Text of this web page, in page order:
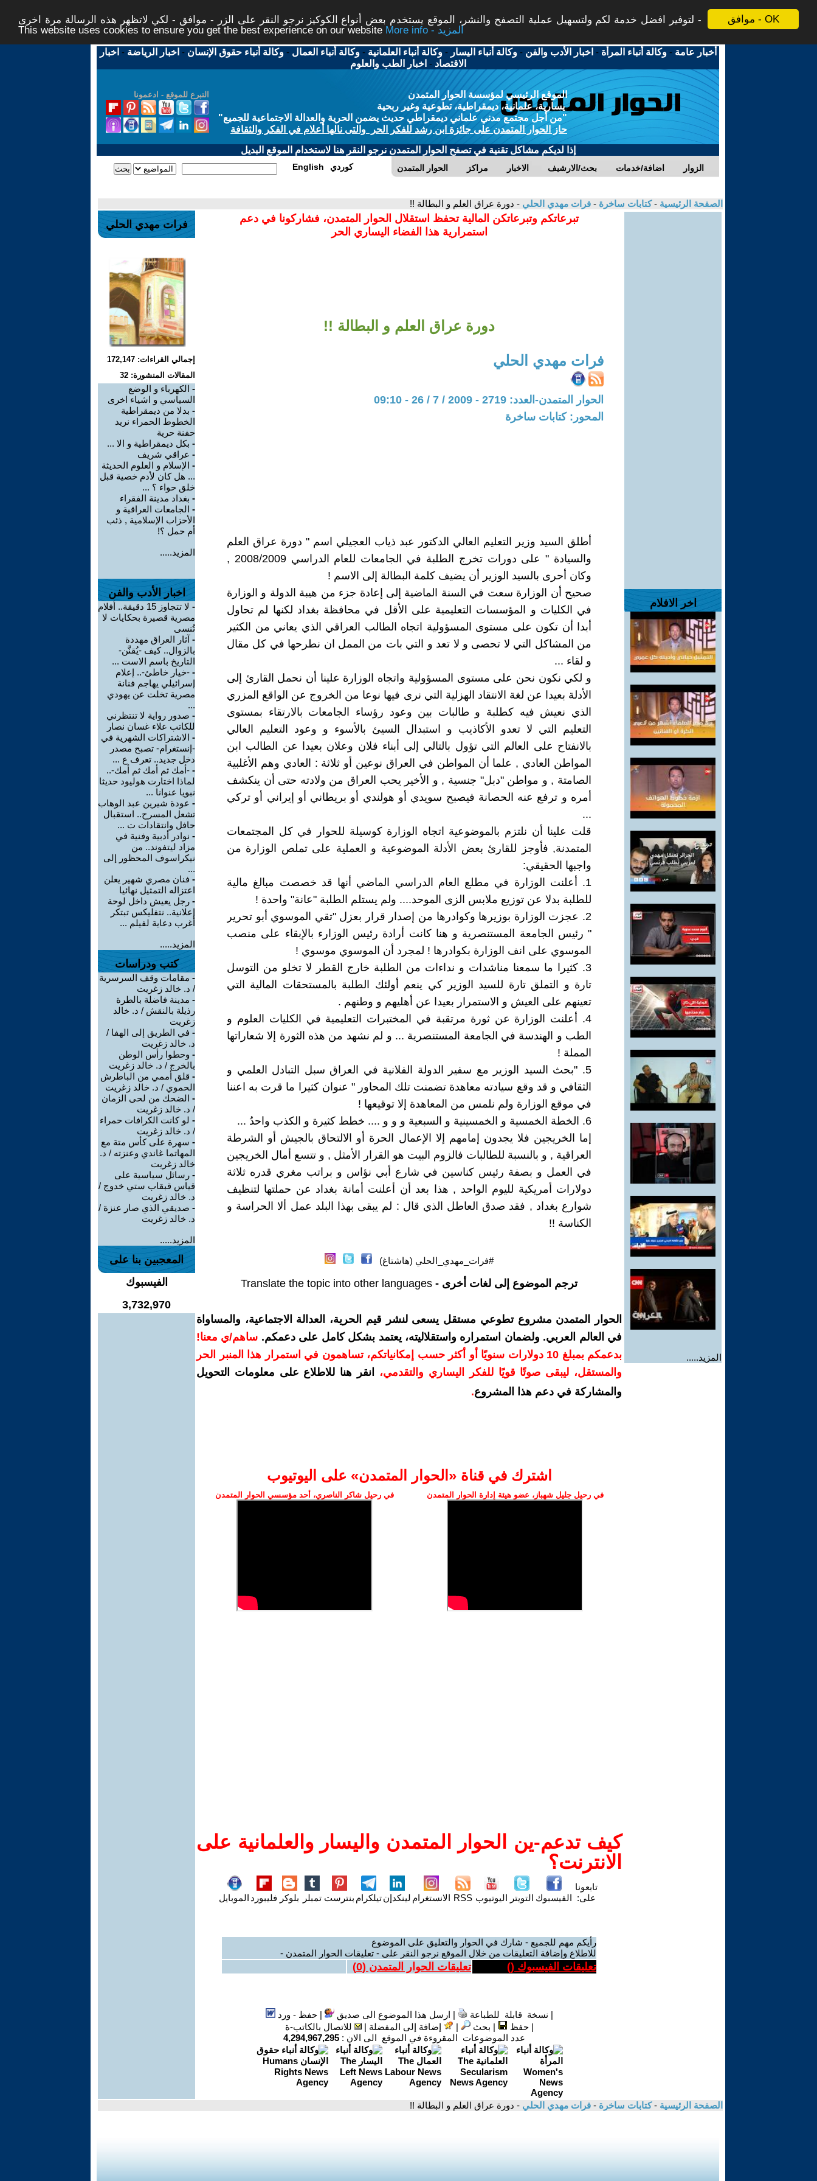
موافق - OK
لتوفير افضل خدمة لكم ولتسهيل عملية التصفح والنشر، الموقع يستخدم بعض أنواع الكوكيز نرجو النقر على الزر - موافق - لكي لاتظهر هذه الرسالة مرة اخرى -
This website uses cookies to ensure you get the best experience on our website
More info - المزيد
أخبار عامة -وكالة أنباء المرأة - اخبار الأدب والفن -وكالة أنباء اليسار -وكالة أنباء العلمانية -وكالة أنباء العمال -وكالة أنباء حقوق الإنسان - اخبار الرياضة - اخبار
الاقتصاد - اخبار الطب والعلوم
التبرع للموقع - ادعمونا
الموقع الرئيسي لمؤسسة الحوار المتمدن
يسارية، علمانية، ديمقراطية، تطوعية وغير ربحية
"من أجل مجتمع مدني علماني ديمقراطي حديث يضمن الحرية والعدالة الاجتماعية للجميع"
حاز الحوار المتمدن على جائزة ابن رشد للفكر الحر والتى نالها أعلام في الفكر والثقافة
إذا لديكم مشاكل تقنية في تصفح الحوار المتمدن نرجو النقر هنا لاستخدام الموقع البديل
الحوار المتمدن مراكز الاخبار بحث/الارشيف اضافة/خدمات الزوار English كوردي
الصفحة الرئيسية -كتابات ساخرة - فرات مهدي الحلي - دورة عراق العلم و البطالة !!
اخر الافلام
المزيد.....
تبرعاتكم وتبرعاتكن المالية تحفظ استقلال الحوار المتمدن، فشاركونا في دعم
استمرارية هذا الفضاء اليساري الحر
دورة عراق العلم و البطالة !!
فرات مهدي الحلي
الحوار المتمدن-العدد: 2719 - 2009 / 7 / 26 - 09:10
المحور: كتابات ساخرة
أطلق السيد وزير التعليم العالي الدكتور عبد ذياب العجيلي اسم " دورة عراق العلم
والسيادة " على دورات تخرج الطلبة في الجامعات للعام الدراسي 2008/2009 ,
وكان أحرى بالسيد الوزير أن يضيف كلمة البطالة إلى الاسم !
صحيح أن الوزارة سعت في السنة الماضية إلى إعادة جزء من هيبة الدولة و الوزارة
في الكليات و المؤسسات التعليمية على الأقل في محافظة بغداد لكنها لم تحاول
أبدا أن تكون على مستوى المسؤولية اتجاه الطالب العراقي الذي يعاني من الكثير
من المشاكل التي لا تحصى و لا تعد و التي بات من الممل ان نطرحها في كل مقال
و لقاء ...
و لكي نكون نحن على مستوى المسؤولية واتجاه الوزارة علينا أن نحمل القارئ إلى
الأدلة بعيدا عن لغة الانتقاد الهزلية التي نرى فيها نوعا من الخروج عن الواقع المزري
الذي نعيش فيه كطلبة و طالبات بين وعود رؤساء الجامعات بالارتقاء بمستوى
التعليم التي لا تعدو الأكاذيب و استبدال السيئ بالأسوء و وعود التعليم العالي
بالانفتاح على العالم التي تؤول بالتالي إلى أبناء فلان وعلان بعيدا عن الطالب ابن
المواطن العادي , علما أن المواطن في العراق نوعين أو ثلاثة : العادي وهم الأغلبية
الصامتة , و مواطن "دبل" جنسية , و الأخير يحب العراق من ولادته حتى أن ينكشف
أمره و ترفع عنه الحصانة فيصبح سويدي أو هولندي أو بريطاني أو إيراني أو تركي
...
قلت علينا أن نلتزم بالموضوعية اتجاه الوزارة كوسيلة للحوار في كل المجتمعات
المتمدنة, فأوجز للقارئ بعض الأدلة الموضوعية و العملية على تملص الوزارة من
واجبها الحقيقي:
1. أعلنت الوزارة في مطلع العام الدراسي الماضي أنها قد خصصت مبالغ مالية
للطلبة بدلا عن توزيع ملابس الزى الموحد.... ولم يستلم الطلبة "عانة" واحدة !
2. عجزت الوزارة بوزيرها وكوادرها من إصدار قرار بعزل "تقي الموسوي أبو تحرير
" رئيس الجامعة المستنصرية و هنا كانت أرادة رئيس الوزارء بالإبقاء على منصب
الموسوي على انف الوزارة بكوادرها ! لمجرد أن الموسوي موسوي !
3. كثيرا ما سمعنا مناشدات و نداءات من الطلبة خارج القطر لا تخلو من التوسل
تارة و التملق تارة للسيد الوزير كي ينعم أولئك الطلبة بالمستحقات المالية التي
تعينهم على العيش و الاستمرار بعيدا عن أهليهم و وطنهم .
4. أعلنت الوزارة عن ثورة مرتقبة في المختبرات التعليمية في الكليات العلوم و
الطب و الهندسة في الجامعة المستنصرية ... و لم نشهد من هذه الثورة إلا شعاراتها
المملة !
5. "بحث السيد الوزير مع سفير الدولة الفلانية في العراق سبل التبادل العلمي و
الثقافي و قد وقع سيادته معاهدة تضمنت تلك المحاور " عنوان كثيرا ما قرت به اعننا
في موقع الوزارة ولم نلمس من المعاهدة إلا توقيعها !
6. الخطة الخمسية و الخمسينية و السبعية و و و .... خطط كثيرة و الكذب واحدُ ...
إما الخريجين فلا يجدون إمامهم إلا الإعمال الحرة أو الالتحاق بالجيش أو الشرطة
العراقية , و بالنسبة للطالبات فالزوم البيت هو القرار الأمثل , و تتسع أمال الخريجين
في العمل و بصفة رئيس كناسين في شارع أبي نؤاس و براتب مغري قدره ثلاثة
دولارات أمريكية لليوم الواحد , هذا بعد أن أعلنت أمانة بغداد عن حملتها لتنظيف
شوارع بغداد , فقد صدق العاطل الذي قال : لم يبقى بهذا البلد عمل ألا الحراسة و
الكناسة !!
#فرات_مهدي_الحلي (هاشتاغ)
ترجم الموضوع إلى لغات أخرى - Translate the topic into other languages
الحوار المتمدن مشروع تطوعي مستقل يسعى لنشر قيم الحرية، العدالة الاجتماعية، والمساواة
في العالم العربي. ولضمان استمراره واستقلاليته، يعتمد بشكل كامل على دعمكم. ساهم/ي معنا!
بدعمكم بمبلغ 10 دولارات سنويًا أو أكثر حسب إمكانياتكم، تساهمون في استمرار هذا المنبر الحر
والمستقل، ليبقى صوتًا قويًا للفكر اليساري والتقدمي،
انقر هنا للاطلاع على معلومات التحويل
والمشاركة في دعم هذا المشروع.
اشترك في قناة ‫«الحوار المتمدن» على اليوتيوب
في رحيل جليل شهباز، عضو هيئة إدارة الحوار المتمدن في رحيل شاكر الناصري، أحد مؤسسي الحوار المتمدن
كيف تدعم-ين الحوار المتمدن واليسار والعلمانية على
الانترنت؟
تابعونا
على: الفيسبوك التويتر اليوتيوب RSS الانستغرام لينكدإنتيلكرام بنترست تمبلر بلوكر فليبورد الموبايل
رأيكم مهم للجميع - شارك في الحوار والتعليق على الموضوع
للاطلاع وإضافة التعليقات من خلال الموقع نرجو النقر على - تعليقات الحوار المتمدن -
تعليقات الفيسبوك () تعليقات الحوار المتمدن (0
)
| نسخة قابلة للطباعة | ارسل هذا الموضوع الى صديق |حفظ - ورد
|حفظ | بحث | إضافة إلى المفضلة |
للاتصال بالكاتب-ة
عدد الموضوعات المقروءة في الموقع الى الان : 4,294,967,295
فرات مهدي الحلي
إجمالي القراءات: 172,147
المقالات المنشورة: 32
- الكهرباء و الوضع
السياسي و اشياء اخرى
- بدلا من ديمقراطية
الخطوط الحمراء نريد
حفنة حرية
- بكل ديمقراطية و الا ...
- عراقي شريف
- الإسلام و العلوم الحديثة
... هل كان لأدم خصية قبل
خلق حواء ؟ ...
- بغداد مدينة الفقراء
- الجامعات العراقية و
الأحزاب الإسلامية , ذئب
أم حمل ؟!
المزيد.....
اخبار الأدب والفن
-
لا تتجاوز 15 دقيقة.. أفلام
مصرية قصيرة بحكايات لا
تُنسى
- آثار العراق مهددة
بالزوال.. كيف -يُقنَّن-
التاريخ باسم الاست ...
- -خيار خاطئ-.. إعلام
إسرائيلي يهاجم فنانة
مصرية تخلت عن يهودي
...
- صدور رواية لا تنتظرني
للكاتب علاء غسان نصار
- الاشتراكات الشهرية في
-إنستغرام- تصبح مصدر
دخل جديد.. تعرف ع ...
- -أمك ثم أمك ثم أمك-..
لماذا اختارت هوليود حديثا
نبويا عنوانا ...
- عودة شيرين عبد الوهاب
تشعل المسرح.. استقبال
حافل وانتقادات ت ...
- نوادر أدبية وفنية في
مزاد ليتفوند.. من
نيكراسوف المحظور إلى
...
- فنان مصري شهير يعلن
اعتزاله التمثيل نهائيا
- رجل يعيش داخل لوحة
إعلانية.. نتفليكس تبتكر
أغرب دعاية لفيلم ...
المزيد.....
كتب ودراسات
- مقامات وقف السرسرية
/ د. خالد زغريت
- مدينة فاضلة بالطرة
رذيلة بالنقش / د. خالد
زغريت
- في الطريق إلى الهفا /
د. خالد زغريت
- وحطوا رأس الوطن
بالخرج / د. خالد زغريت
- قلق أممي من الباطرش
الحموي / د. خالد زغريت
- الضحك من لحى الزمان
/ د. خالد زغريت
- لو كانت الكرافات حمراء
/ د. خالد زغريت
- سهرة على كأس متة مع
المهاتما غاندي وعنزته / د.
خالد زغريت
- رسائل سياسية على
قياس قبقاب ستي خدوج /
د. خالد زغريت
- صديقي الذي صار عنزة /
د. خالد زغريت
المزيد.....
المعجبين بنا على
الفيسبوك
3,732,970
الصفحة الرئيسية -كتابات ساخرة - فرات مهدي الحلي - دورة عراق العلم و البطالة !!